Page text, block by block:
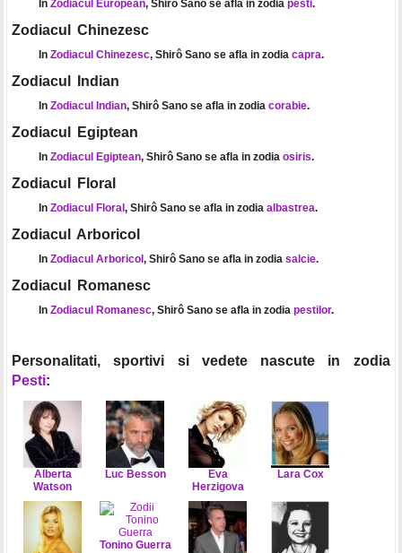
In Zodiacul European, Shirô Sano se afla in zodia pesti.
Zodiacul Chinezesc
In Zodiacul Chinezesc, Shirô Sano se afla in zodia capra.
Zodiacul Indian
In Zodiacul Indian, Shirô Sano se afla in zodia corabie.
Zodiacul Egiptean
In Zodiacul Egiptean, Shirô Sano se afla in zodia osiris.
Zodiacul Floral
In Zodiacul Floral , Shirô Sano se afla in zodia albastrea.
Zodiacul Arboricol
In Zodiacul Arboricol , Shirô Sano se afla in zodia salcie.
Zodiacul Romanesc
In Zodiacul Romanesc, Shirô Sano se afla in zodia pestilor.
Personalitati, sportivi si vedete nascute in zodia
Pesti:
Alberta
Watson
Luc Besson
Eva
Herzigova
Lara Cox
Tonino Guerra